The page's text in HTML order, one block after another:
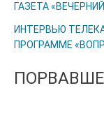
ГАЗЕТА
ИНТЕРВЬЮ
ПРОГРАММЕ